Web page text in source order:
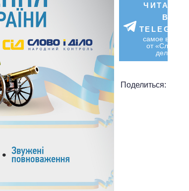
ЧИТАЙТЕ
В
TELEGRAM
самое важное
от «Слово и
дело»
Поделиться: